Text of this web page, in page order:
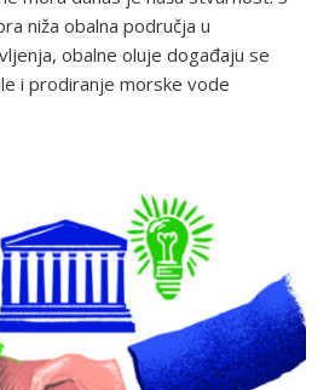
niža obalna područja u
obalne oluje događaju se
i prodiranje morske vode